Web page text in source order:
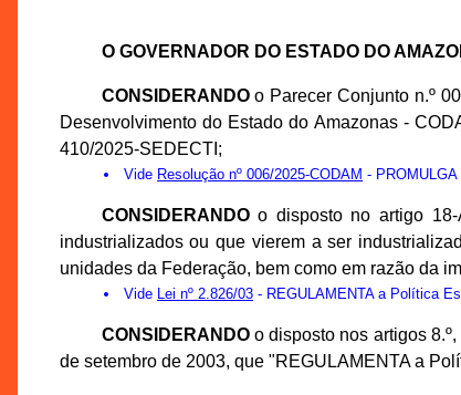
O GOVERNADOR DO ESTADO DO
CONSIDERANDOo Parecer Conjunto n.º
Desenvolvimento do Estado do Amazonas -
410/2025-SEDECTI;
Vide Resolução nº 006/2025-CODAM -
CONSIDERANDOo disposto no artigo 18-
industrializados ou que vierem a ser
unidades da Federação, bem como em razão da
Vide Lei nº 2.826/03 - REGULAMENTA a Política
CONSIDERANDOo disposto nos artigos
de setembro de 2003, que "REGULAMENTA a